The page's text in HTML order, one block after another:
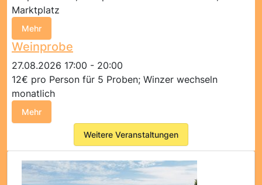
Marktplatz
Mehr
Weinprobe
27.08.2026 17:00 - 20:00
12€ pro Person für 5 Proben; Winzer wechseln
monatlich
Mehr
Weitere Veranstaltungen